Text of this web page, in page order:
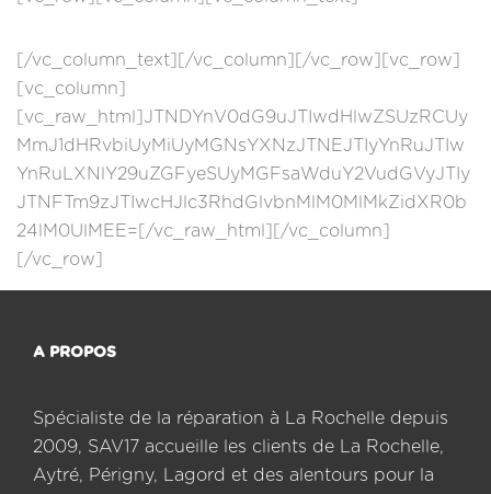
[/vc_column_text][/vc_column][/vc_row][vc_row]
[vc_column]
[vc_raw_html]JTNDYnV0dG9uJTIwdHlwZSUzRCUy
MmJ1dHRvbiUyMiUyMGNsYXNzJTNEJTIyYnRuJTIw
YnRuLXNlY29uZGFyeSUyMGFsaWduY2VudGVyJTIy
JTNFTm9zJTIwcHJlc3RhdGlvbnMlM0MlMkZidXR0b
24lM0UlMEE=[/vc_raw_html][/vc_column]
[/vc_row]
A PROPOS
Spécialiste de la réparation à La Rochelle depuis
2009, SAV17 accueille les clients de La Rochelle,
Aytré, Périgny, Lagord et des alentours pour la